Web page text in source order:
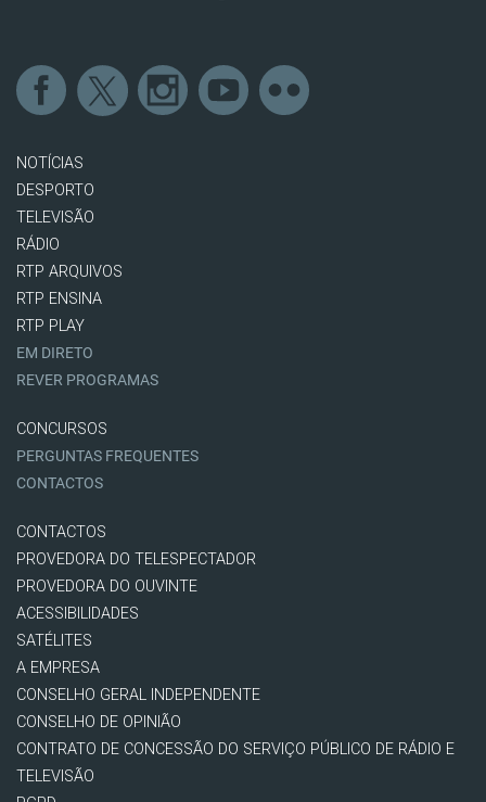
NOTÍCIAS
DESPORTO
TELEVISÃO
RÁDIO
RTP ARQUIVOS
RTP ENSINA
RTP PLAY
EM DIRETO
REVER PROGRAMAS
CONCURSOS
PERGUNTAS FREQUENTES
CONTACTOS
CONTACTOS
PROVEDORA DO TELESPECTADOR
PROVEDORA DO OUVINTE
ACESSIBILIDADES
SATÉLITES
A EMPRESA
CONSELHO GERAL INDEPENDENTE
CONSELHO DE OPINIÃO
CONTRATO DE CONCESSÃO DO SERVIÇO PÚBLICO DE RÁDIO E
TELEVISÃO